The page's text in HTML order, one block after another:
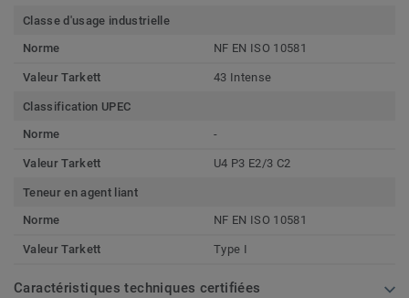
Classe d'usage industrielle
Norme
NF EN ISO 10581
Valeur Tarkett 43 Intense
Classification UPEC
Norme
-
Valeur Tarkett U4 P3 E2/3 C2
Teneur en agent liant
Norme
NF EN ISO 10581
Valeur Tarkett Type I
Caractéristiques techniques certifiées